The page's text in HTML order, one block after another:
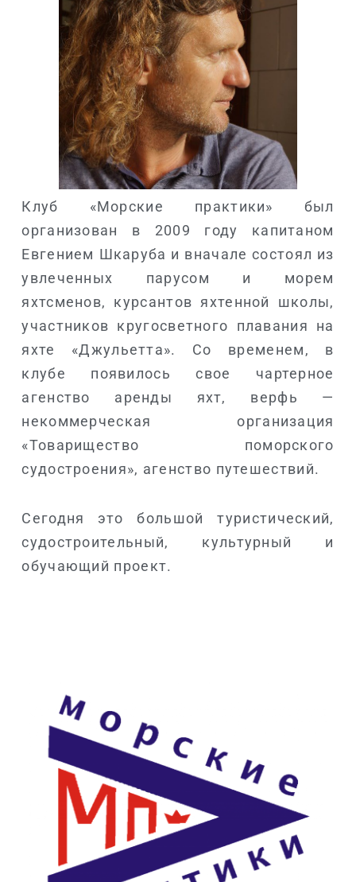
Клуб «Морские практики» был
организован в 2009 году капитаном
Евгением Шкаруба и вначале состоял из
увлеченных парусом и морем
яхтсменов, курсантов яхтенной школы,
участников кругосветного плавания на
яхте «Джульетта». Со временем, в
клубе появилось свое чартерное
агенство аренды яхт, верфь —
некоммерческая организация
«Товарищество поморского
судостроения», агенство путешествий.
Сегодня это большой туристический,
судостроительный, культурный и
обучающий проект.